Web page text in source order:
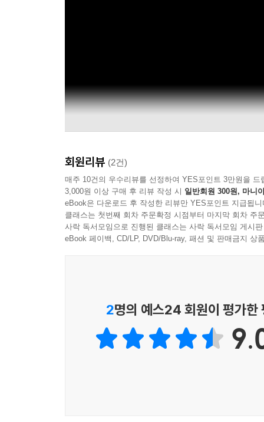
회원리뷰 (2건)
매주 10건의 우수리뷰를 선정하여 YES포인트 3만원을 드
3,000원 이상 구매 후 리뷰 작성 시 일반회원 300원, 마니
eBook은 다운로드 후 작성한 리뷰만 YES포인트 지급됩니
클래스는 첫번째 회차 주문확정 시점부터 마지막 회차 주
사락 독서모임으로 진행된 클래스는 사락 독서모임 게시
eBook 페이백, CD/LP, DVD/Blu-ray, 패션 및 판매금지 상
2명의 예스24 회원이 평가한